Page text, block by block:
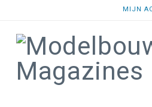
MIJN